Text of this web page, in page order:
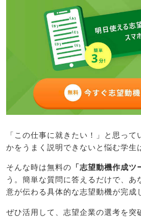
「この仕事に就きたい！」と思っ
かをうまく説明できないと悩む学生
そんな時は無料の 「志望動機作成ツ
う。簡単な質問に答えるだけで、あ
意が伝わる具体的な志望動機が完成
ぜひ活用して、志望企業の選考を突